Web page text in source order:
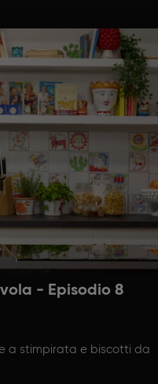
- Episodio 8
a stimpirata e biscotti da